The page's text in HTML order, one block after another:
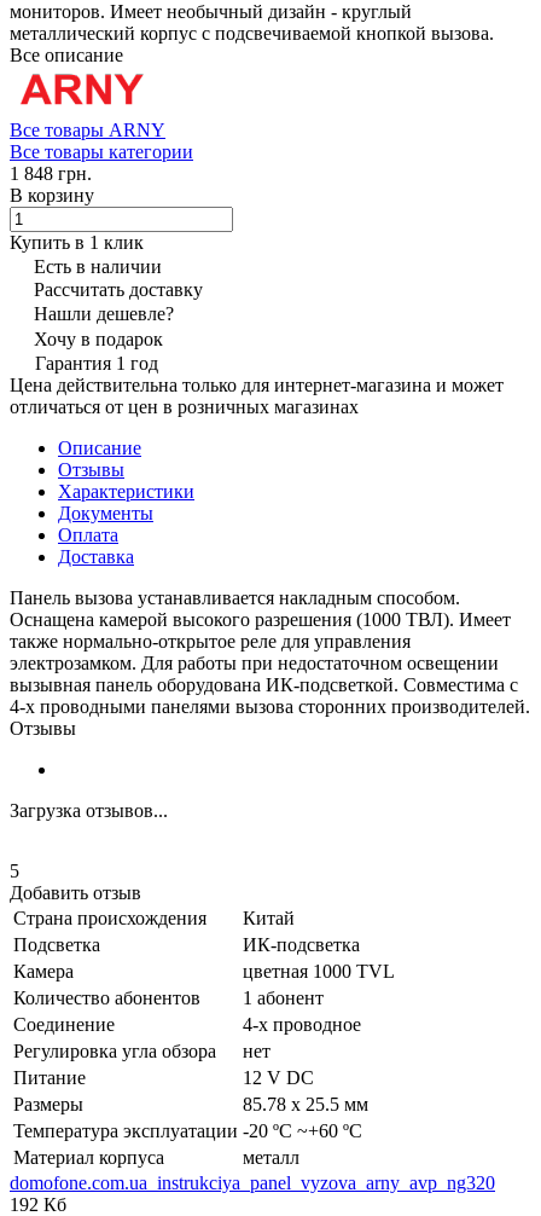
мониторов. Имеет необычный дизайн - круглый
металлический корпус с подсвечиваемой кнопкой вызова.
Все описание
Все товары ARNY
Все товары категории
1 848 грн.
В корзину
Купить в 1 клик
Есть в наличии
Рассчитать доставку
Нашли дешевле?
Хочу в подарок
Гарантия 1 год
Цена действительна только для интернет-магазина и может
отличаться от цен в розничных магазинах
Описание
Отзывы
Характеристики
Документы
Оплата
Доставка
Панель вызова устанавливается накладным способом.
Оснащена камерой высокого разрешения (1000 ТВЛ). Имеет
также нормально-открытое реле для управления
электрозамком. Для работы при недостаточном освещении
вызывная панель оборудована ИК-подсветкой. Совместима с
4-х проводными панелями вызова сторонних производителей.
Отзывы
Загрузка отзывов...
5
Добавить отзыв
Страна происхождения
Китай
Подсветка
ИК-подсветка
Камера
цветная 1000 TVL
Количество абонентов
1 абонент
Соединение
4-х проводное
Регулировка угла обзора
нет
Питание
12 V DC
Размеры
85.78 х 25.5 мм
Температура эксплуатации -20 ºC ~+60 ºC
Материал корпуса
металл
domofone.com.ua_instrukciya_panel_vyzova_arny_avp_ng320
192 Кб